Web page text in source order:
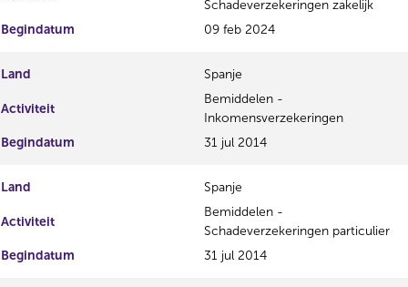
Schadeverzekeringen zakelijk
Begindatum
09 feb 2024
Land Spanje
Activiteit
Bemiddelen -
Inkomensverzekeringen
Begindatum
31 jul 2014
Land Spanje
Activiteit
Bemiddelen -
Schadeverzekeringen particulier
Begindatum
31 jul 2014